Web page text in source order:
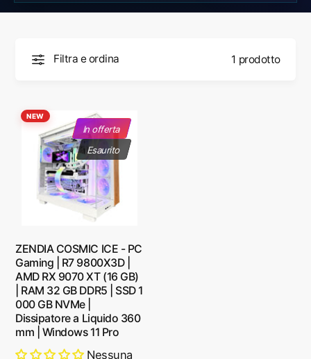
Filtra e ordina 1 prodotto
In offerta
Esaurito
NEW
ZENDIA COSMIC ICE - PC
Gaming | R7 9800X3D |
AMD RX 9070 XT (16 GB)
| RAM 32 GB DDR5 | SSD 1
000 GB NVMe |
Dissipatore a Liquido 360
mm | Windows 11 Pro
Nessuna